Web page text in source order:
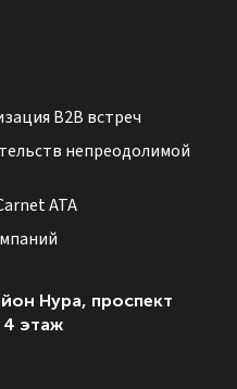
B2B встреч
непреодолимой
ATA
Нура, проспект
4 этаж